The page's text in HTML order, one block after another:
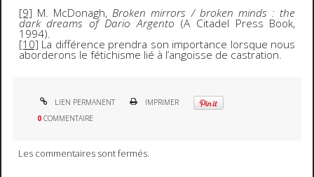
[9] M. McDonagh,Broken mirrors / broken minds : the
dark dreams of Dario Argento (A Citadel Press Book,
1994).
[10] La différence prendra son importance lorsque nous
aborderons le fétichisme lié à l’angoisse de castration.
LIEN PERMANENT
IMPRIMER
0 COMMENTAIRE
Les commentaires sont fermés.